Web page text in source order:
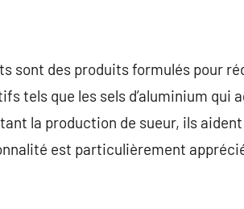
sont des produits formulés pour
tels que les sels d’aluminium
la production de sueur, ils
est particulièrement